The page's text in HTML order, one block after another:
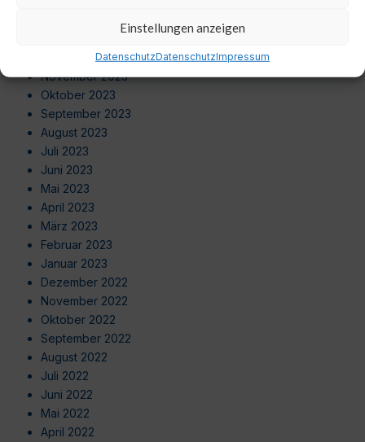
Einstellungen anzeigen
DatenschutzDatenschutzImpressum
Dezember 2023
November 2023
Oktober 2023
September 2023
August 2023
Juli 2023
Juni 2023
Mai 2023
April 2023
März 2023
Februar 2023
Januar 2023
Dezember 2022
November 2022
Oktober 2022
September 2022
August 2022
Juli 2022
Juni 2022
Mai 2022
April 2022